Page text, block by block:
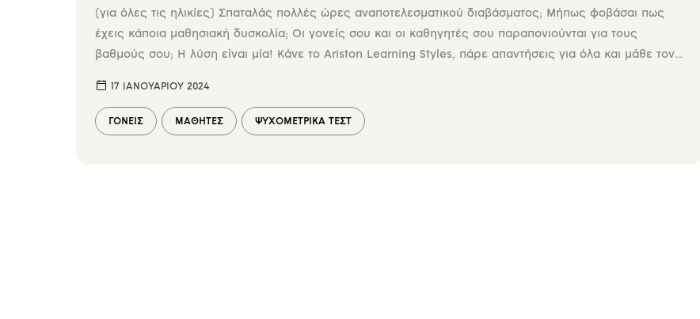
(για όλες τις ηλικίες) Σπαταλάς πολλές ώρες αναποτελεσματικού διαβάσματος; Μήπως φοβάσαι πως
έχεις κάποια μαθησιακή δυσκολία; Οι γονείς σου και οι καθηγητές σου παραπονιούνται για τους
βαθμούς σου; Η λύση είναι μία! Κάνε το Ariston Learning Styles, πάρε απαντήσεις για όλα και μάθε τον
17 ΙΑΝΟΥΑΡΊΟΥ 2024
ΓΟΝΕΊΣ ΜΑΘΗΤΈΣ ΨΥΧΟΜΕΤΡΙΚΆ ΤΕΣΤ